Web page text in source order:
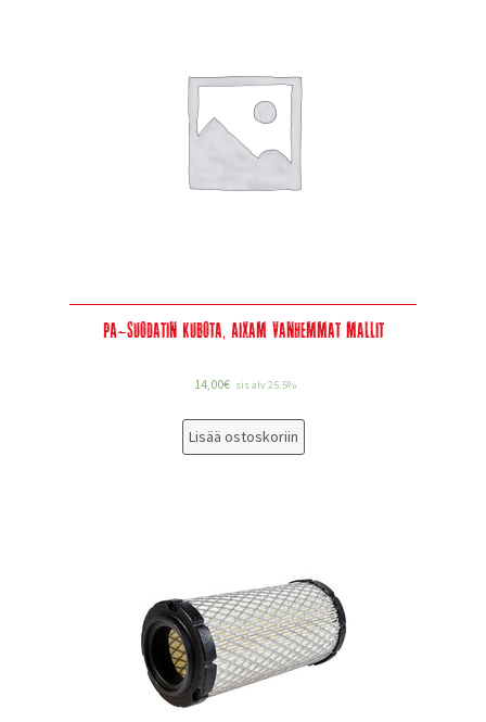
PA-suodatin Kubota, Aixam vanhemmat mallit
14,00€ sis alv 25.5%
Lisää ostoskoriin